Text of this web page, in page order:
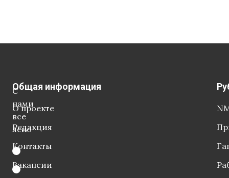
С
нами
все
ясно
Общая информация
О проекте
Редакция
Контакты
Вакансии